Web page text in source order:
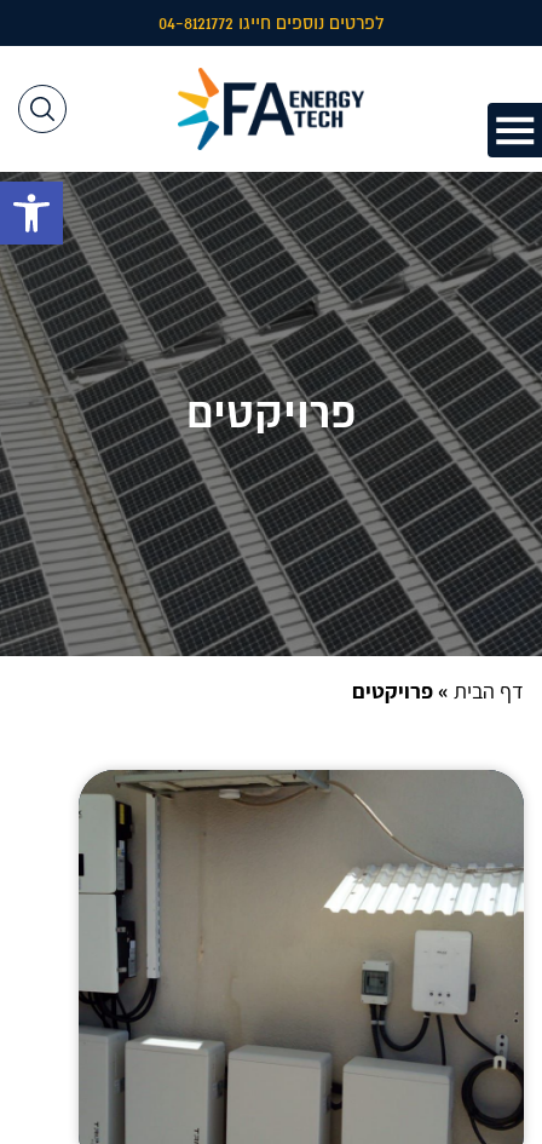
לפרטים נוספים חייגו 04-8121772
פרויקטים
דף הבית »פרויקטים